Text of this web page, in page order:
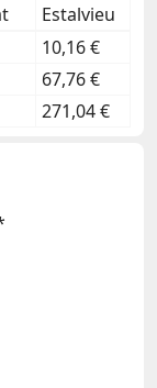
Estalvieu
10,16 €
67,76 €
271,04 €